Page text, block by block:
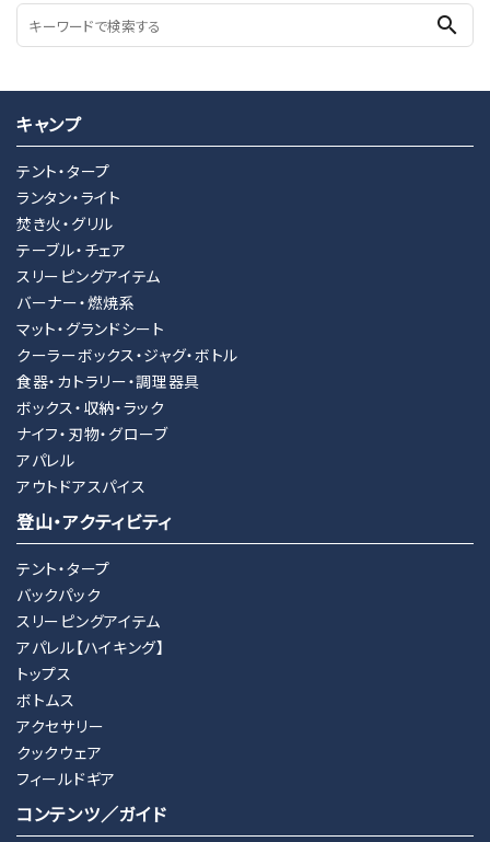
search
キャンプ
テント・タープ
ランタン・ライト
焚き火・グリル
テーブル・チェア
スリーピングアイテム
バーナー・燃焼系
マット・グランドシート
クーラーボックス・ジャグ・ボトル
食器・カトラリー・調理器具
ボックス・収納・ラック
ナイフ・刃物・グローブ
アパレル
アウトドアスパイス
登山・アクティビティ
テント・タープ
バックパック
スリーピングアイテム
アパレル【ハイキング】
トップス
ボトムス
アクセサリー
クックウェア
フィールドギア
コンテンツ／ガイド